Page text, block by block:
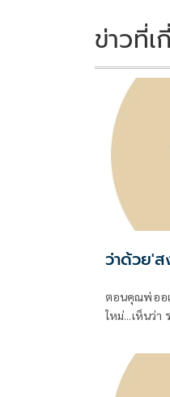
k
ข่าวที่
ว่าด้วย'
ตอนคุณพ่ออ
ใหม่...เห็นว่า
เท็กซัสของอ